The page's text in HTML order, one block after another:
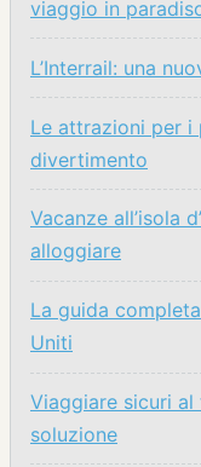
viaggio in
L’Interrail: una
Le attrazioni per i
divertimento
Vacanze all’isola
alloggiare
La guida
Uniti
Viaggiare sicuri
soluzione